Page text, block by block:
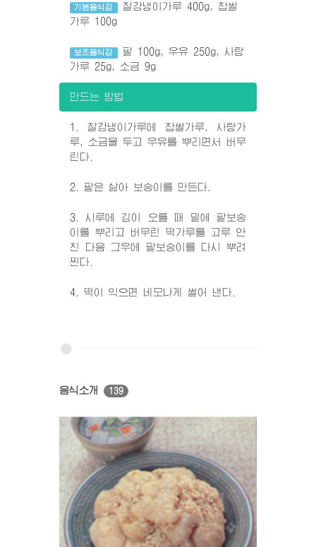
기본음식감
찰강냉이가루 400g, 찹쌀
가루 100g
보조음식감
팥 100g, 우유 250g, 사탕
가루 25g, 소금 9g
만드는 방법
1. 찰강냉이가루에 찹쌀가루, 사탕가
루, 소금을 두고 우유를 뿌리면서 버무
린다.
2. 팥은 삶아 보숭이를 만든다.
3. 시루에 김이 오를 때 밑에 팥보숭
이를 뿌리고 버무린 떡가루를 고루 안
친 다음 그우에 팥보숭이를 다시 뿌려
찐다.
4. 떡이 익으면 네모나게 썰어 낸다.
음식소개 139